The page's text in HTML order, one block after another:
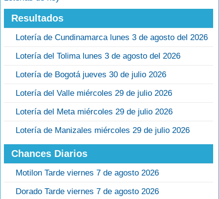
Resultados
Lotería de Cundinamarca lunes 3 de agosto del 2026
Lotería del Tolima lunes 3 de agosto del 2026
Lotería de Bogotá jueves 30 de julio 2026
Lotería del Valle miércoles 29 de julio 2026
Lotería del Meta miércoles 29 de julio 2026
Lotería de Manizales miércoles 29 de julio 2026
Chances Diarios
Motilon Tarde viernes 7 de agosto 2026
Dorado Tarde viernes 7 de agosto 2026